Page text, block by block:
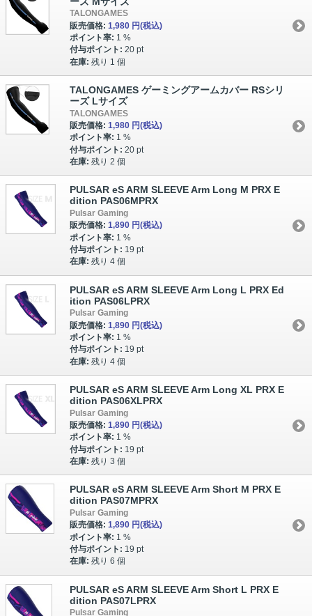
TALONGAMES
販売価格: 1,980 円(税込)
ポイント率: 1 %
付与ポイント: 20 pt
在庫: 残り 1 個
TALONGAMES ゲーミングアームカバー RSシリ
ーズ Lサイズ
TALONGAMES
販売価格: 1,980 円(税込)
ポイント率: 1 %
付与ポイント: 20 pt
在庫: 残り 2 個
PULSAR eS ARM SLEEVE Arm Long M PRX E
dition PAS06MPRX
Pulsar Gaming
販売価格: 1,890 円(税込)
ポイント率: 1 %
付与ポイント: 19 pt
在庫: 残り 4 個
PULSAR eS ARM SLEEVE Arm Long L PRX Ed
ition PAS06LPRX
Pulsar Gaming
販売価格: 1,890 円(税込)
ポイント率: 1 %
付与ポイント: 19 pt
在庫: 残り 4 個
PULSAR eS ARM SLEEVE Arm Long XL PRX E
dition PAS06XLPRX
Pulsar Gaming
販売価格: 1,890 円(税込)
ポイント率: 1 %
付与ポイント: 19 pt
在庫: 残り 3 個
PULSAR eS ARM SLEEVE Arm Short M PRX E
dition PAS07MPRX
Pulsar Gaming
販売価格: 1,890 円(税込)
ポイント率: 1 %
付与ポイント: 19 pt
在庫: 残り 6 個
PULSAR eS ARM SLEEVE Arm Short L PRX E
dition PAS07LPRX
Pulsar Gaming